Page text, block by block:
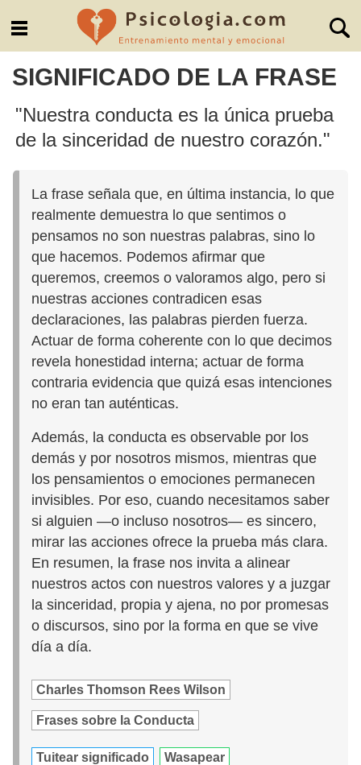
SIGNIFICADO DE LA FRASE
"Nuestra conducta es la única prueba
de la sinceridad de nuestro corazón."
La frase señala que, en última instancia, lo que
realmente demuestra lo que sentimos o
pensamos no son nuestras palabras, sino lo
que hacemos. Podemos afirmar que
queremos, creemos o valoramos algo, pero si
nuestras acciones contradicen esas
declaraciones, las palabras pierden fuerza.
Actuar de forma coherente con lo que decimos
revela honestidad interna; actuar de forma
contraria evidencia que quizá esas intenciones
no eran tan auténticas.
Además, la conducta es observable por los
demás y por nosotros mismos, mientras que
los pensamientos o emociones permanecen
invisibles. Por eso, cuando necesitamos saber
si alguien —o incluso nosotros— es sincero,
mirar las acciones ofrece la prueba más clara.
En resumen, la frase nos invita a alinear
nuestros actos con nuestros valores y a juzgar
la sinceridad, propia y ajena, no por promesas
o discursos, sino por la forma en que se vive
día a día.
Charles Thomson Rees Wilson
Frases sobre la Conducta
Tuitear significado Wasapear